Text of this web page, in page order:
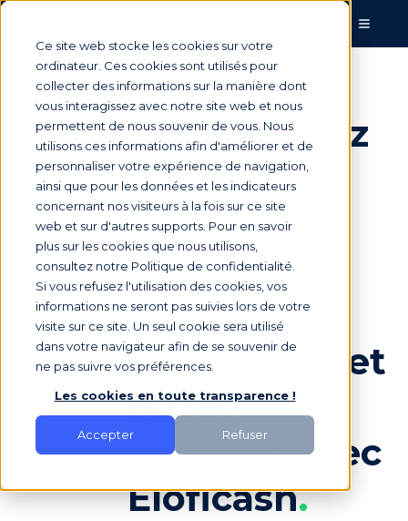
Ce site web stocke les cookies sur votre
ordinateur. Ces cookies sont utilisés pour
collecter des informations sur la manière dont
vous interagissez avec notre site web et nous
permettent de nous souvenir de vous. Nous
utilisons ces informations afin d'améliorer et de
personnaliser votre expérience de navigation,
ainsi que pour les données et les indicateurs
concernant nos visiteurs à la fois sur ce site
web et sur d'autres supports. Pour en savoir
plus sur les cookies que nous utilisons,
consultez notre Politique de confidentialité.
Si vous refusez l'utilisation des cookies, vos
informations ne seront pas suivies lors de votre
visite sur ce site. Un seul cookie sera utilisé
dans votre navigateur afin de se souvenir de
ne pas suivre vos préférences.
Les cookies en toute transparence !
Accepter Refuser
Automatisez
votre
relance
client et
accélérez
l'encaissemet
de vos
factures avec
Eloficash.